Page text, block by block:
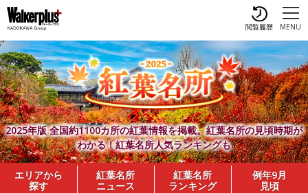
MENU
閲覧履歴
2025年版 全国約1100カ所の紅葉情報を掲載。紅葉名所の見頃時期が
わかる！紅葉名所人気ランキングも
エリアから
探す
紅葉名所
ニュース
紅葉名所
ランキング
例年9月
見頃